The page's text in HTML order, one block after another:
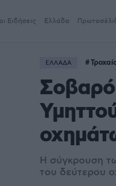
Ειδήσεις Ελλάδα
ΕΛΛΑΔΑ
Σοβαρό
Η σύγκρουση
του δεύτερου